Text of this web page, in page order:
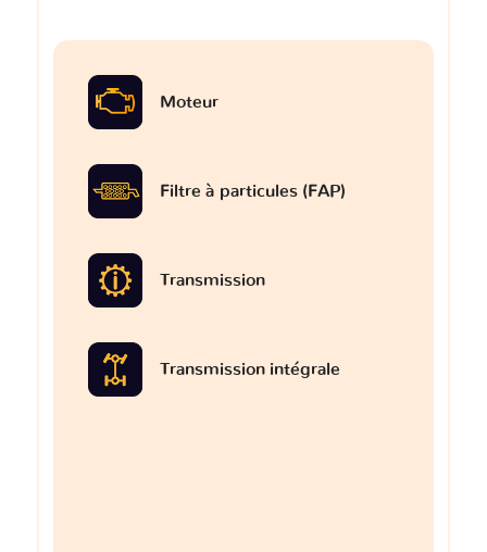
Moteur
Filtre à particules (FAP)
Transmission
Transmission intégrale